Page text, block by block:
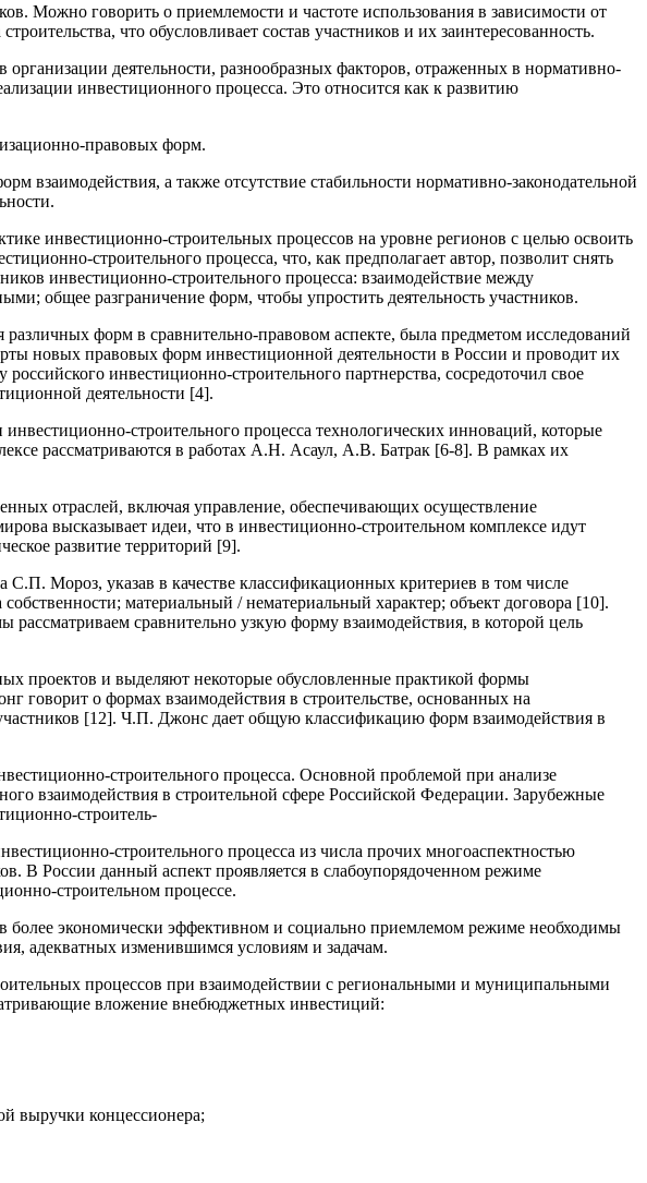
Можно говорить о приемлемости и частоте использования в зависимости от
что обусловливает состав участников и их заинтересованность.
деятельности, разнообразных факторов, отраженных в нормативно-
инвестиционного процесса. Это относится как к развитию
правовых форм.
взаимодействия, а также отсутствие стабильности нормативно-законодательной
инвестиционно-строительных процессов на уровне регионов с целью освоить
строительного процесса, что, как предполагает автор, позволит снять
инвестиционно-строительного процесса: взаимодействие между
общее разграничение форм, чтобы упростить деятельность участников.
форм в сравнительно-правовом аспекте, была предметом исследований
новых правовых форм инвестиционной деятельности в России и проводит их
инвестиционно-строительного партнерства, сосредоточил свое
деятельности [4].
строительного процесса технологических инноваций, которые
рассматриваются в работах А.Н. Асаул, А.В. Батрак [6-8]. В рамках их
отраслей, включая управление, обеспечивающих осуществление
высказывает идеи, что в инвестиционно-строительном комплексе идут
развитие территорий [9].
Мороз, указав в качестве классификационных критериев в том числе
материальный / нематериальный характер; объект договора [10].
сравнительно узкую форму взаимодействия, в которой цель
проектов и выделяют некоторые обусловленные практикой формы
говорит о формах взаимодействия в строительстве, основанных на
[12]. Ч.П. Джонс дает общую классификацию форм взаимодействия в
строительного процесса. Основной проблемой при анализе
взаимодействия в строительной сфере Российской Федерации. Зарубежные
строитель-
строительного процесса из числа прочих многоаспектностью
В России данный аспект проявляется в слабоупорядоченном режиме
строительном процессе.
более экономически эффективном и социально приемлемом режиме необходимы
адекватных изменившимся условиям и задачам.
процессов при взаимодействии с региональными и муниципальными
вложение внебюджетных инвестиций:
выручки концессионера;